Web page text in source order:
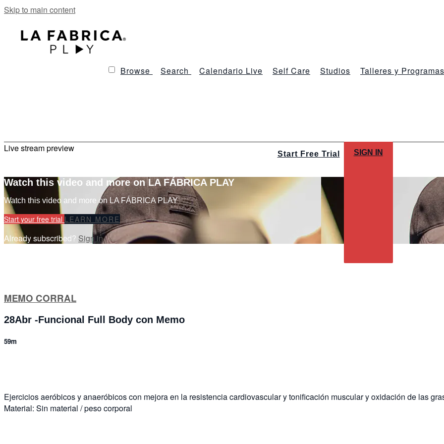
Skip to main content
Browse Search Calendario Live Self Care Studios Talleres y Programas
Start Free Trial SIGN IN
Live stream preview
Watch this video and more on LA FÁBRICA PLAY
Watch this video and more on LA FÁBRICA PLAY
Start your free trial LEARN MORE
Already subscribed? Sign in
MEMO CORRAL
28Abr -Funcional Full Body con Memo
59m
Ejercicios aeróbicos y anaeróbicos con mejora en la resistencia cardiovascular y tonificación muscular y oxidación de las
Material: Sin material / peso corporal